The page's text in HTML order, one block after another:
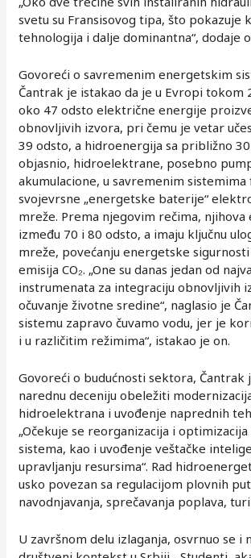
svetu su Fransisovog tipa, što pokazuje
tehnologija i dalje dominantna“, dodaje
Govoreći o savremenim energetskim
Čantrak je istakao da je u Evropi tokom
oko 47 odsto električne energije
obnovljivih izvora, pri čemu je vetar
39 odsto, a hidroenergija sa približno
objasnio, hidroelektrane, posebno
akumulacione, u savremenim sistemima
svojevrsne „energetske baterije“
mreže. Prema njegovim rečima, njihova
između 70 i 80 odsto, a imaju ključnu
mreže, povećanju energetske
emisija CO₂. „One su danas jedan od
instrumenata za integraciju obnovljivih
očuvanje životne sredine“, naglasio je
sistemu zapravo čuvamo vodu, jer je
i u različitim režimima“, istakao je on.
Govoreći o budućnosti sektora, Čantrak
narednu deceniju obeležiti
hidroelektrana i uvođenje naprednih
„Očekuje se reorganizacija i
sistema, kao i uvođenje veštačke
upravljanju resursima“. Rad
usko povezan sa regulacijom plovnih
navodnjavanja, sprečavanja poplava,
U završnom delu izlaganja, osvrnuo se i